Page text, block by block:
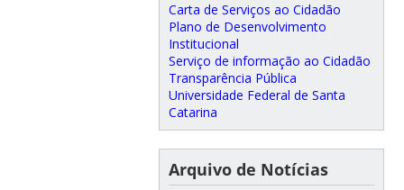
Carta de Serviços ao Cidadão
Plano de Desenvolvimento
Institucional
Serviço de informação ao Cidadão
Transparência Pública
Universidade Federal de Santa
Catarina
Arquivo de Notícias